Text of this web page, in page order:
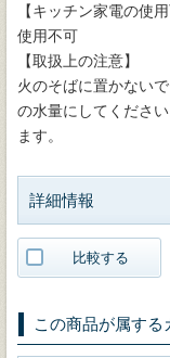
【キッチン家電の使
使用不可
【取扱上の注意】
火のそばに置かない
の水量にしてくださ
ます。
詳細情報
比較する
この商品が属する